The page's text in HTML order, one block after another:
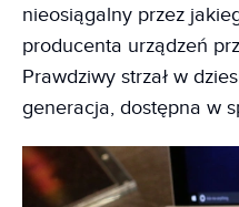
nieosiągalny przez
producenta urządzeń
Prawdziwy strzał w
generacja, dostępna w